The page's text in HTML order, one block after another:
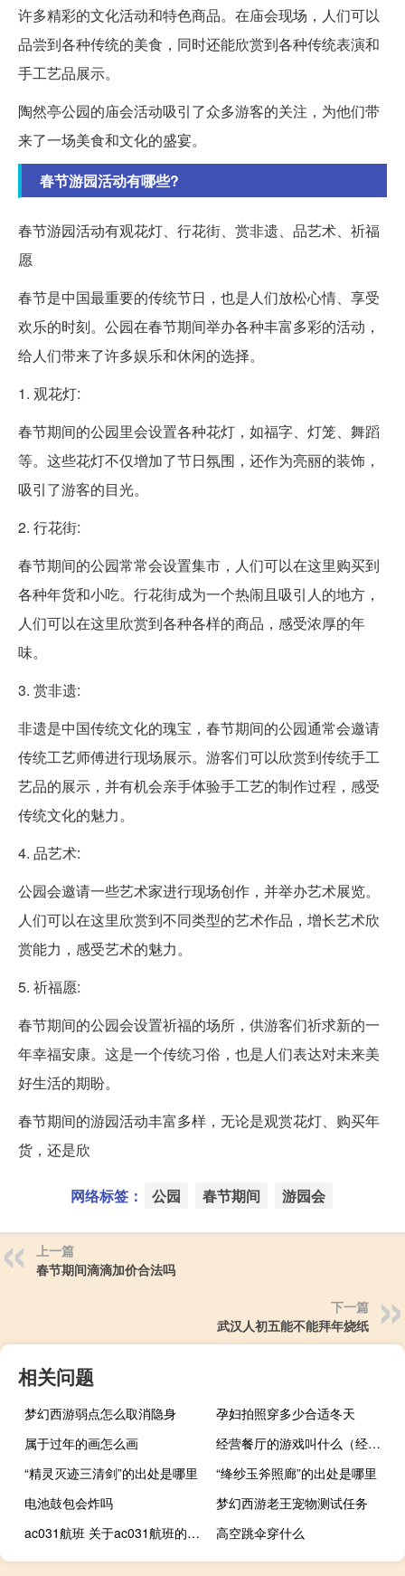
许多精彩的文化活动和特色商品。在庙会现场，人们可以
品尝到各种传统的美食，同时还能欣赏到各种传统表演和
手工艺品展示。
陶然亭公园的庙会活动吸引了众多游客的关注，为他们带
来了一场美食和文化的盛宴。
春节游园活动有哪些?
春节游园活动有观花灯、行花街、赏非遗、品艺术、祈福
愿
春节是中国最重要的传统节日，也是人们放松心情、享受
欢乐的时刻。公园在春节期间举办各种丰富多彩的活动，
给人们带来了许多娱乐和休闲的选择。
1. 观花灯:
春节期间的公园里会设置各种花灯，如福字、灯笼、舞蹈
等。这些花灯不仅增加了节日氛围，还作为亮丽的装饰，
吸引了游客的目光。
2. 行花街:
春节期间的公园常常会设置集市，人们可以在这里购买到
各种年货和小吃。行花街成为一个热闹且吸引人的地方，
人们可以在这里欣赏到各种各样的商品，感受浓厚的年
味。
3. 赏非遗:
非遗是中国传统文化的瑰宝，春节期间的公园通常会邀请
传统工艺师傅进行现场展示。游客们可以欣赏到传统手工
艺品的展示，并有机会亲手体验手工艺的制作过程，感受
传统文化的魅力。
4. 品艺术:
公园会邀请一些艺术家进行现场创作，并举办艺术展览。
人们可以在这里欣赏到不同类型的艺术作品，增长艺术欣
赏能力，感受艺术的魅力。
5. 祈福愿:
春节期间的公园会设置祈福的场所，供游客们祈求新的一
年幸福安康。这是一个传统习俗，也是人们表达对未来美
好生活的期盼。
春节期间的游园活动丰富多样，无论是观赏花灯、购买年
货，还是欣
网络标签： 公园 春节期间 游园会
上一篇
春节期间滴滴加价合法吗
下一篇
武汉人初五能不能拜年烧纸
相关问题
梦幻西游弱点怎么取消隐身
孕妇拍照穿多少合适冬天
属于过年的画怎么画
经营餐厅的游戏叫什么（经营餐厅）
“精灵灭迹三清剑”的出处是哪里
“绛纱玉斧照廊”的出处是哪里
电池鼓包会炸吗
梦幻西游老王宠物测试任务
ac031航班 关于ac031航班的介绍
高空跳伞穿什么